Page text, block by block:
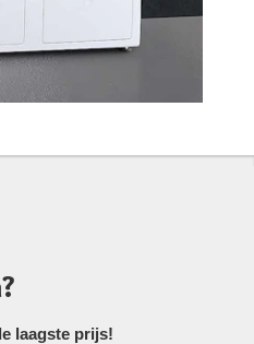
laagste prijs!